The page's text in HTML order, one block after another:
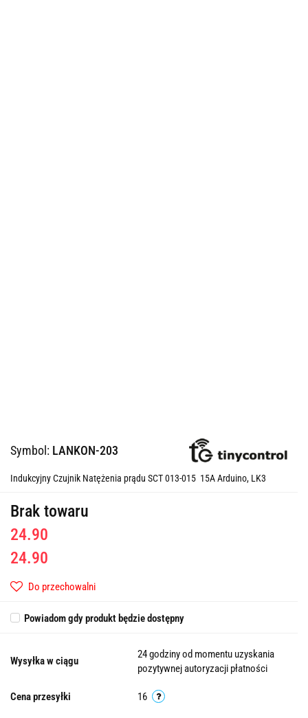
Symbol: LANKON-203
Indukcyjny Czujnik Natężenia prądu SCT 013-015 15A Arduino, LK3
Brak towaru
24.90
24.90
Do przechowalni
Powiadom gdy produkt będzie dostępny
Wysyłka w ciągu
24 godziny od momentu uzyskania
pozytywnej autoryzacji płatności
Cena przesyłki 16